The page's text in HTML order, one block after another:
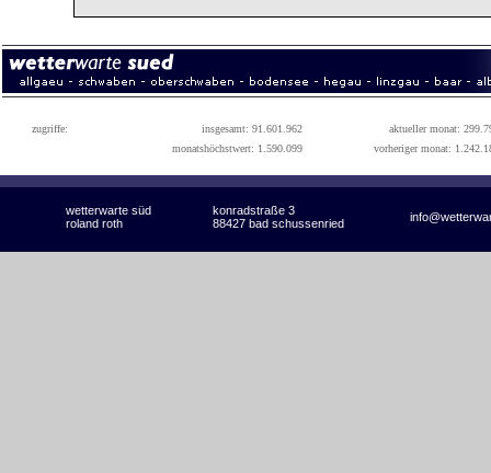
zugriffe: insgesamt: 91.601.962
aktueller monat:
monatshöchstwert: 1.590.099
vorheriger monat:
wetterwarte süd konradstraße 3
roland roth 88427 bad schussenried